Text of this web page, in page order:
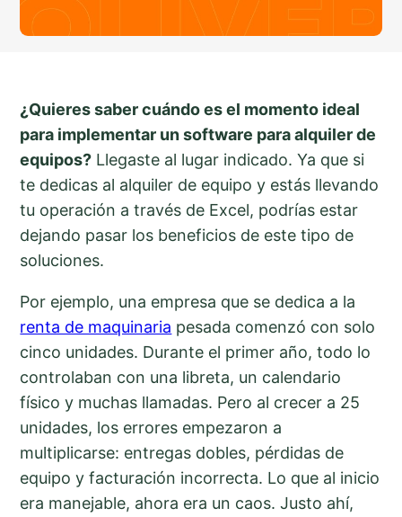
¿Quieres saber cuándo es el momento ideal
para implementar un software para alquiler de
equipos? Llegaste al lugar indicado. Ya que si
te dedicas al alquiler de equipo y estás llevando
tu operación a través de Excel, podrías estar
dejando pasar los beneficios de este tipo de
soluciones.
Por ejemplo, una empresa que se dedica a la
renta de maquinaria pesada comenzó con solo
cinco unidades. Durante el primer año, todo lo
controlaban con una libreta, un calendario
físico y muchas llamadas. Pero al crecer a 25
unidades, los errores empezaron a
multiplicarse: entregas dobles, pérdidas de
equipo y facturación incorrecta. Lo que al inicio
era manejable, ahora era un caos. Justo ahí,